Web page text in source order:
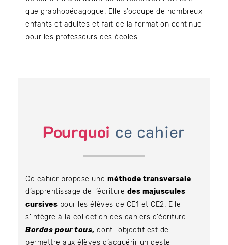
que graphopédagogue. Elle s’occupe de nombreux
enfants et adultes et fait de la formation continue
pour les professeurs des écoles.
Pourquoi ce cahier
Ce cahier propose une méthode transversale
d’apprentissage de l’écriture des majuscules
cursives pour les élèves de CE1 et CE2. Elle
s’intègre à la collection des cahiers d’écriture
Bordas pour tous, dont l’objectif est de
permettre aux élèves d’acquérir un geste